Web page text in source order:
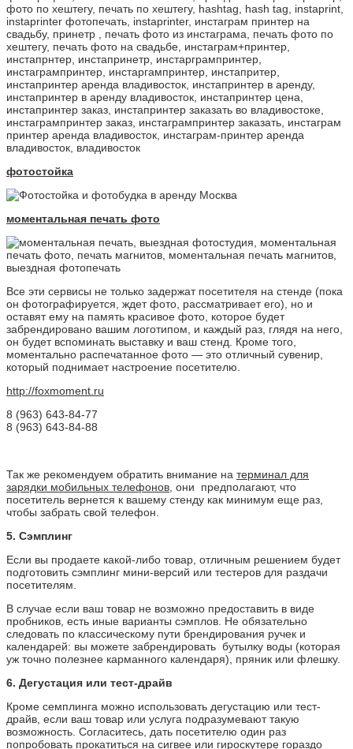
фотостойка
моментальная печать фото
Все эти сервисы не только задержат посетителя на стенде (пока
он фотографируется, ждет фото, рассматривает его), но и
оставят ему на память красивое фото, которое будет
забрендировано вашим логотипом, и каждый раз, глядя на него,
он будет вспоминать выставку и ваш стенд. Кроме того,
моментально распечатанное фото — это отличный сувенир,
который поднимает настроение посетителю.
http://foxmoment.ru
8 (963) 643-84-77
8 (963) 643-84-88
Так же рекомендуем обратить внимание на терминал для
зарядки мобильных телефонов , они предполагают, что
посетитель вернется к вашему стенду как минимум еще раз,
чтобы забрать свой телефон.
5. Сэмплинг
Если вы продаете какой-либо товар, отличным решением будет
подготовить сэмплинг мини-версий или тестеров для раздачи
посетителям.
В случае если ваш товар не возможно предоставить в виде
пробников, есть иные варианты сэмплов. Не обязательно
следовать по классическому пути брендирования ручек и
календарей: вы можете забрендировать бутылку воды (которая
уж точно полезнее карманного календаря), пряник или флешку.
6. Дегустация или тест-драйв
Кроме семплинга можно использовать дегустацию или тест-
драйв, если ваш товар или услуга подразумевают такую
возможность. Согласитесь, дать посетителю один раз
попробовать прокатиться на сигвее или гироскутере гораздо